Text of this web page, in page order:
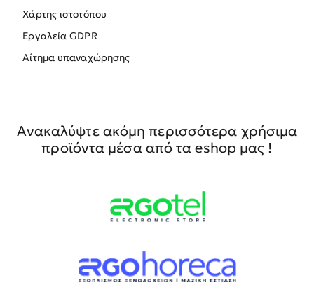
Χάρτης ιστοτόπου
Εργαλεία GDPR
Αίτημα υπαναχώρησης
Ανακαλύψτε ακόμη περισσότερα χρήσιμα
προϊόντα μέσα από τα eshop μας !